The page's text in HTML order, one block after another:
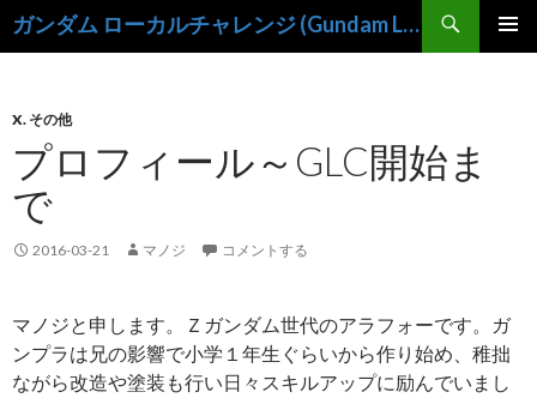
ガンダム ローカルチャレンジ (Gundam Local-Challenge)
索
ン
ス
ッ
X. その他
プロフィール～GLC開始ま
で
2016-03-21 マノジ コメントする
マノジと申します。Ｚガンダム世代のアラフォーです。ガ
ンプラは兄の影響で小学１年生ぐらいから作り始め、稚拙
ながら改造や塗装も行い日々スキルアップに励んでいまし